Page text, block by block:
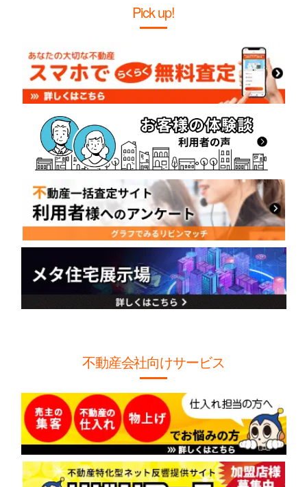
Pick up!
不動産会社向けサービス